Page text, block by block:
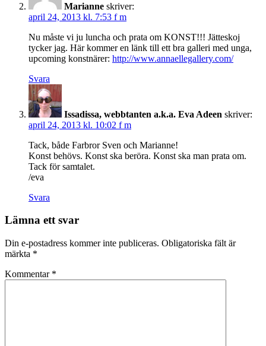
Marianne skriver:
april 24, 2013 kl. 7:53 f m
Nu måste vi ju luncha och prata om KONST!!! Jätteskoj
tycker jag. Här kommer en länk till ett bra galleri med unga,
upcoming konstnärer: http://www.annaellegallery.com/
Svara
Issadissa, webbtanten a.k.a. Eva Adeen skriver:
april 24, 2013 kl. 10:02 f m
Tack, både Farbror Sven och Marianne!
Konst behövs. Konst ska beröra. Konst ska man prata om.
Tack för samtalet.
/eva
Svara
Lämna ett svar
Din e-postadress kommer inte publiceras. Obligatoriska fält är
märkta *
Kommentar *